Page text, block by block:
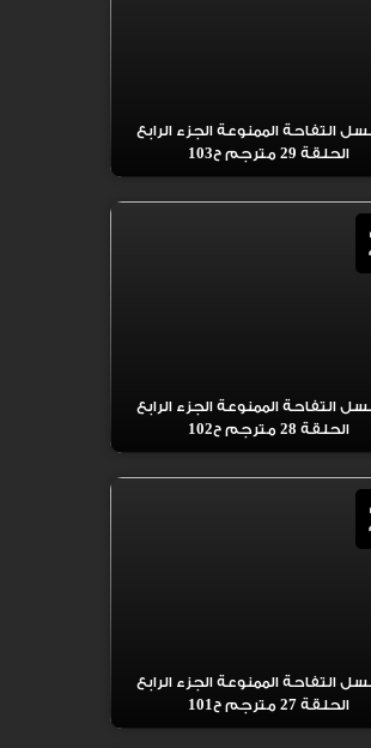
التفاحة الممنوعة الجزء الرابع
الحلقة 29 مترجم ح103
التفاحة الممنوعة الجزء الرابع
الحلقة 28 مترجم ح102
التفاحة الممنوعة الجزء الرابع
الحلقة 27 مترجم ح101